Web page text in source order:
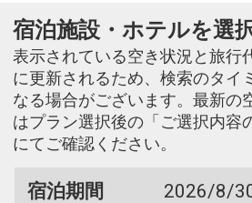
宿泊施設・ホテルを選
表示されている空き状況と旅行
に更新されるため、検索のタイ
なる場合がございます。最新の
はプラン選択後の「ご選択内容
にてご確認ください。
宿泊期間
2026/8/